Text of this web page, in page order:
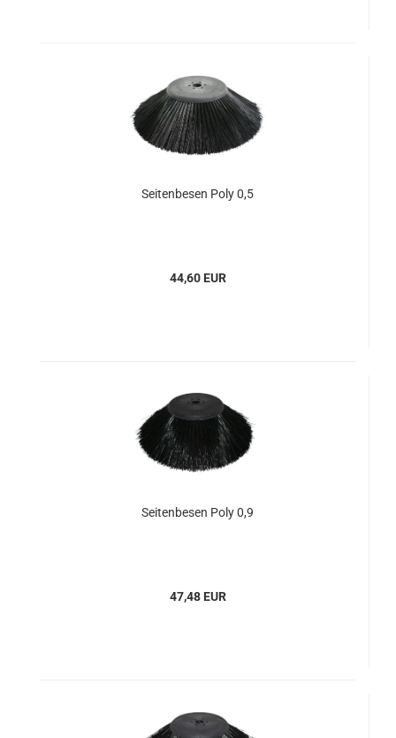
Seitenbesen Poly 0,5
44,60 EUR
Seitenbesen Poly 0,9
47,48 EUR